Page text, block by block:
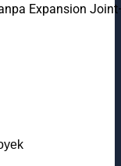
Expansion